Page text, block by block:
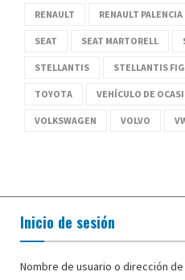
RENAULT RENAULT PALENCIA
SEAT SEAT MARTORELL
STELLANTIS STELLANTIS
TOYOTA VEHÍCULO DE
VOLKSWAGEN VOLVO
Inicio de sesión
Nombre de usuario o dirección